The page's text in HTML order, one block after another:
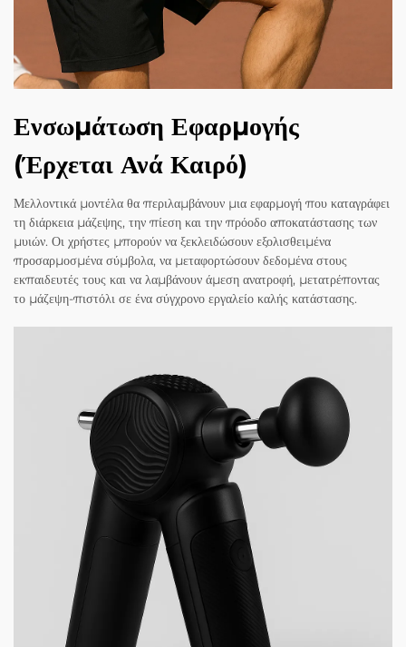
Ενσωμάτωση Εφαρμογής
(Έρχεται Ανά Καιρό)
Μελλοντικά μοντέλα θα περιλαμβάνουν μια εφαρμογή που καταγράφει
τη διάρκεια μάζεψης, την πίεση και την πρόοδο αποκατάστασης των
μυιών. Οι χρήστες μπορούν να ξεκλειδώσουν εξολισθειμένα
προσαρμοσμένα σύμβολα, να μεταφορτώσουν δεδομένα στους
εκπαιδευτές τους και να λαμβάνουν άμεση ανατροφή, μετατρέποντας
το μάζεψη-πιστόλι σε ένα σύγχρονο εργαλείο καλής κατάστασης.